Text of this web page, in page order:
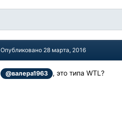
Опубликовано 28 марта, 2016
@валера1963 , это типа WTL?